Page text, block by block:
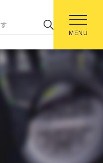
MENU